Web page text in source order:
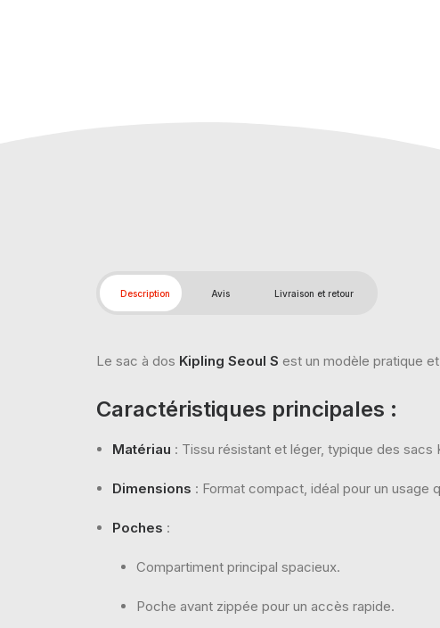
Description Avis Livraison et retour
Le sac à dos Kipling Seoul S est un modèle pratique
Caractéristiques principales :
Matériau : Tissu résistant et léger, typique des
Dimensions : Format compact, idéal pour un usage
Poches :
Compartiment principal spacieux.
Poche avant zippée pour un accès rapide.